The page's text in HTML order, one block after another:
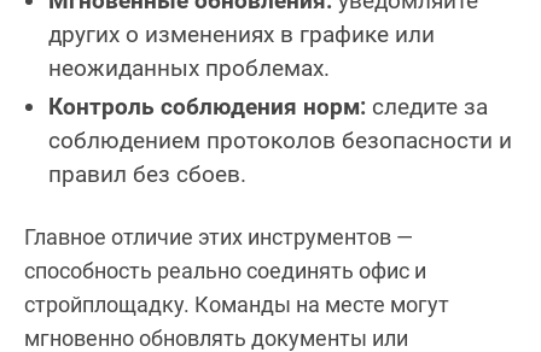
других о изменениях в графике или
неожиданных проблемах.
Контроль соблюдения норм: следите за
соблюдением протоколов безопасности и
правил без сбоев.
Главное отличие этих инструментов —
способность реально соединять офис и
стройплощадку. Команды на месте могут
мгновенно обновлять документы или